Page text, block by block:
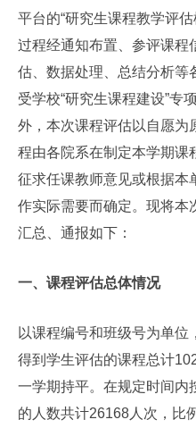
平台的“研究生课程教学评
过程经通知布置、参评课程
估、数据处理、总结分析等
受学校“研究生课程建设”专
外，本次课程评估以自愿为
程由各院系在制定本学期课
征求任课教师意见或根据本
作实际需要而确定。现将本
汇总、通报如下：
一、课程评估总体情况
以课程编号和班级号为单位
得到学生评估的课程总计
一学期持平。在规定时间内
的人数共计26168人次，比